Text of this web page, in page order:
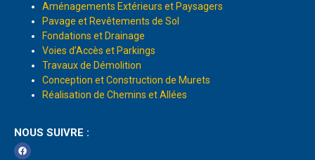
Aménagements Extérieurs et Paysagers
Pavage et Revêtements de Sol
Fondations et Drainage
Voies d’Accès et Parkings
Travaux de Démolition
Conception et Construction de Murets
Réalisation de Chemins et Allées
NOUS SUIVRE :